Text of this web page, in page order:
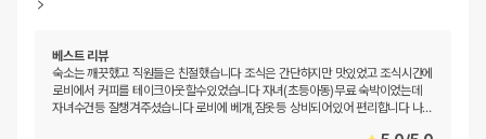
베스트 리뷰
숙소는 깨끗했고 직원들은 친절했습니다 조식은 간단하지만 맛있었고 조식시간에
로비에서 커피를 테이크아웃할수있었습니다 자녀(초등아동)무료 숙박이었는데
자녀수건등 잘챙겨주셨습니다 로비에 베개,잠옷등 상비되어있어 편리합니다 나…